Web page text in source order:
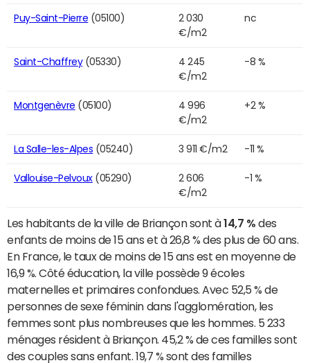
Puy-Saint-Pierre (05100)
2 030
€/m2
nc
Saint-Chaffrey(05330)
4 245
€/m2
-8 %
Montgenèvre (05100)
4 996
€/m2
+2 %
La Salle-les-Alpes (05240) 3 911 €/m2 -11 %
Vallouise-Pelvoux(05290)
2 606
€/m2
-1 %
Les habitants de la ville de Briançon sont à14,7 % des
enfants de moins de 15 ans et à 26,8 % des plus de 60 ans.
En France, le taux de moins de 15 ans est en moyenne de
16,9 %. Côté éducation, la ville possède 9 écoles
maternelles et primaires confondues. Avec 52,5 % de
personnes de sexe féminin dans l'agglomération, les
femmes sont plus nombreuses que les hommes. 5 233
ménages résident à Briançon. 45,2 % de ces familles sont
des couples sans enfant. 19,7 % sont des familles